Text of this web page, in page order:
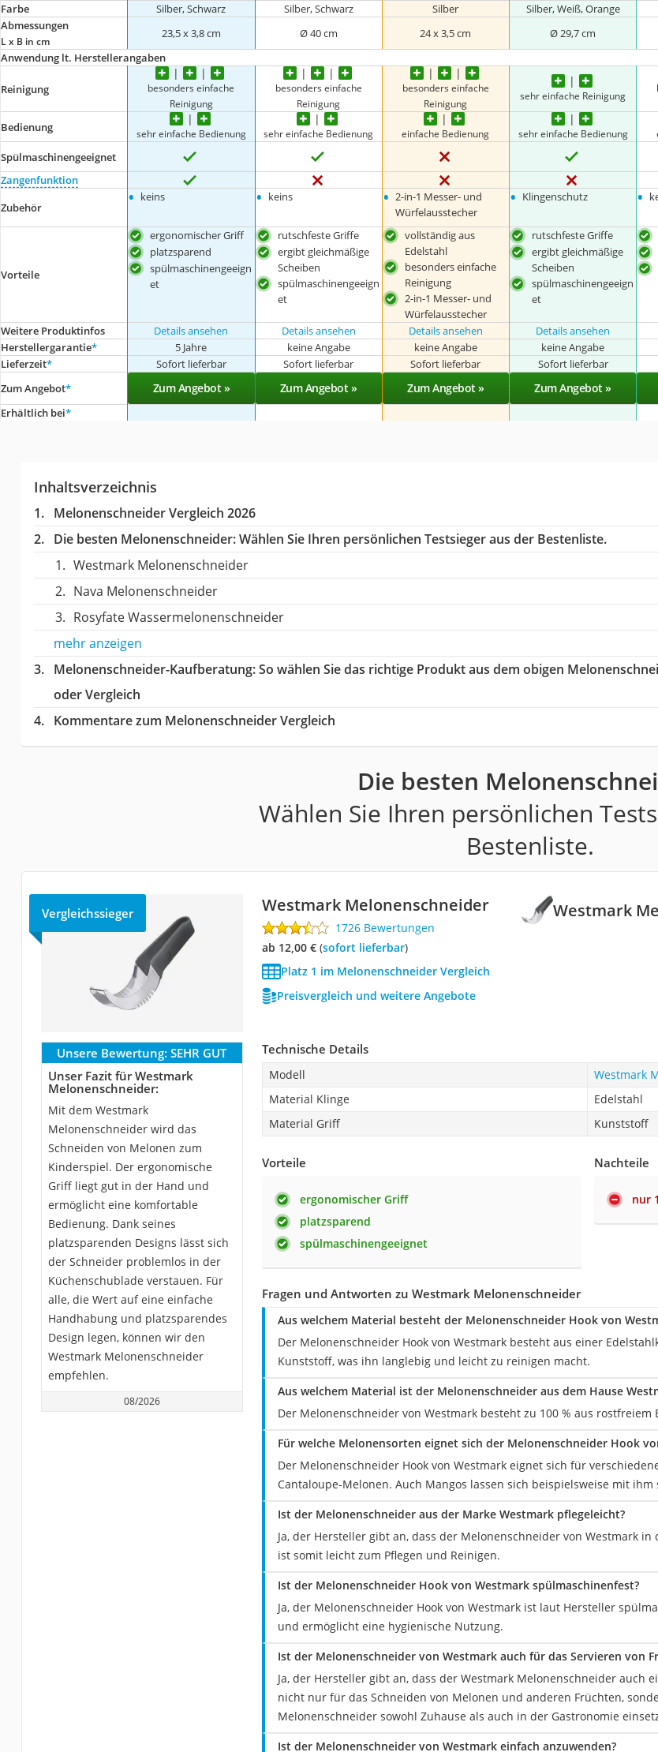
Farbe
Silber, Schwarz Silber, Schwarz Silber Silber, Weiß, Orange
Abmessungen
L x B in cm
23,5 x 3,8 cm Ø 40 cm 24 x 3,5 cm Ø 29,7 cm
Anwendung lt. Herstellerangaben
Reinigung
besonders einfache
Reinigung
besonders einfache
Reinigung
besonders einfache
Reinigung
sehr einfache Reinigung
Bedienung sehr einfache Bedienung sehr einfache Bedienung einfache Bedienung sehr einfache Bedienung
Spülmaschinengeeignet
Zangenfunktion
Zubehör
• keins • keins • 2-in-1 Messer- und
Würfelausstecher
• Klingenschutz •
Vorteile
ergonomischer Griff
platzsparend
spülmaschinengeeign
et
rutschfeste Griffe
ergibt gleichmäßige
Scheiben
spülmaschinengeeign
et
vollständig aus
Edelstahl
besonders einfache
Reinigung
2-in-1 Messer- und
Würfelausstecher
rutschfeste Griffe
ergibt gleichmäßige
Scheiben
spülmaschinengeeign
et
Weitere Produktinfos Details ansehen Details ansehen Details ansehen Details ansehen
Herstellergarantie* 5 Jahre keine Angabe keine Angabe keine Angabe
Lieferzeit* Sofort lieferbar Sofort lieferbar Sofort lieferbar Sofort lieferbar
Zum Angebot* Zum Angebot » Zum Angebot » Zum Angebot » Zum Angebot »
Erhältlich bei*
Inhaltsverzeichnis
Melonenschneider Vergleich 2026
Die besten Melonenschneider:Wählen Sie Ihren persönlichen Testsieger aus der Bestenliste.
Westmark Melonenschneider
Nava Melonenschneider
Rosyfate Wassermelonenschneider
mehr anzeigen
Melonenschneider-Kaufberatung: So wählen Sie das richtige Produkt aus dem obigen
oder Vergleich
Kommentare zum Melonenschneider Vergleich
Die besten
Wählen Sie Ihren persönlichen
Bestenliste.
Westmark
Vergleichssieger Westmark Melonenschneider
1726 Bewertungen
ab 12,00 €( Sofort lieferbar)
Platz 1 im Melonenschneider Vergleich
Preisvergleich und weitere Angebote
Unsere Bewertung: SEHR GUT
Unser Fazit für Westmark
Melonenschneider:
Mit dem Westmark
Melonenschneider wird das
Schneiden von Melonen zum
Kinderspiel. Der ergonomische
Griff liegt gut in der Hand und
ermöglicht eine komfortable
Bedienung. Dank seines
platzsparenden Designs lässt sich
der Schneider problemlos in der
Küchenschublade verstauen. Für
alle, die Wert auf eine einfache
Handhabung und platzsparendes
Design legen, können wir den
Westmark Melonenschneider
empfehlen.
08/2026
Technische Details
Modell
Westmark
Material Klinge
Edelstahl
Material Griff
Kunststoff
Vorteile
ergonomischer Griff
platzsparend
spülmaschinengeeignet
Nachteile
nur
Fragen und Antworten zu Westmark Melonenschneider
Aus welchem Material besteht der Melonenschneider Hook von
Der Melonenschneider Hook von Westmark besteht aus einer
Kunststoff, was ihn langlebig und leicht zu reinigen macht.
Aus welchem Material ist der Melonenschneider aus dem Hause
Der Melonenschneider von Westmark besteht zu 100 % aus
Für welche Melonensorten eignet sich der Melonenschneider Hook
Der Melonenschneider Hook von Westmark eignet sich für
Cantaloupe-Melonen. Auch Mangos lassen sich beispielsweise mit
Ist der Melonenschneider aus der Marke Westmark pflegeleicht?
Ja, der Hersteller gibt an, dass der Melonenschneider von Westmark
ist somit leicht zum Pflegen und Reinigen.
Ist der Melonenschneider Hook von Westmark spülmaschinenfest?
Ja, der Melonenschneider Hook von Westmark ist laut Hersteller
und ermöglicht eine hygienische Nutzung.
Ist der Melonenschneider von Westmark auch für das Servieren von
Ja, der Hersteller gibt an, dass der Westmark Melonenschneider auch
nicht nur für das Schneiden von Melonen und anderen Früchten,
Melonenschneider sowohl Zuhause als auch in der Gastronomie
Ist der Melonenschneider von Westmark einfach anzuwenden?